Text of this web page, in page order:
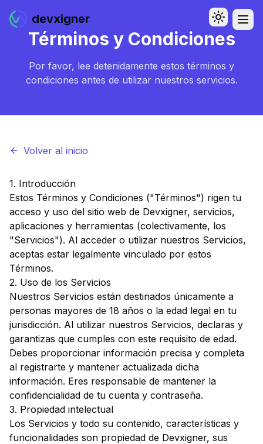
devxigner Toggle
Menú
Términos y Condiciones
Por favor, lee detenidamente estos términos y
condiciones antes de utilizar nuestros servicios.
Volver al inicio
1. Introducción
Estos Términos y Condiciones ("Términos") rigen tu
acceso y uso del sitio web de Devxigner, servicios,
aplicaciones y herramientas (colectivamente, los
"Servicios"). Al acceder o utilizar nuestros Servicios,
aceptas estar legalmente vinculado por estos
Términos.
2. Uso de los Servicios
Nuestros Servicios están destinados únicamente a
personas mayores de 18 años o la edad legal en tu
jurisdicción. Al utilizar nuestros Servicios, declaras y
garantizas que cumples con este requisito de edad.
Debes proporcionar información precisa y completa
al registrarte y mantener actualizada dicha
información. Eres responsable de mantener la
confidencialidad de tu cuenta y contraseña.
3. Propiedad intelectual
Los Servicios y todo su contenido, características y
funcionalidades son propiedad de Devxigner, sus